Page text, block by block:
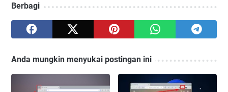
Berbagi
Anda mungkin menyukai postingan ini